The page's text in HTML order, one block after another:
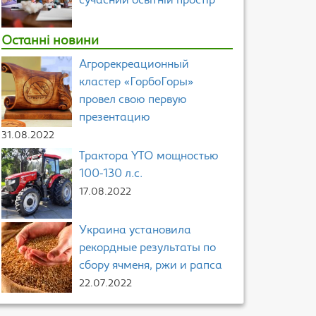
Останні новини
Агрорекреационный
кластер «ГорбоГоры»
провел свою первую
презентацию
31.08.2022
Трактора YTO мощностью
100-130 л.с.
17.08.2022
Украина установила
рекордные результаты по
сбору ячменя, ржи и рапса
22.07.2022